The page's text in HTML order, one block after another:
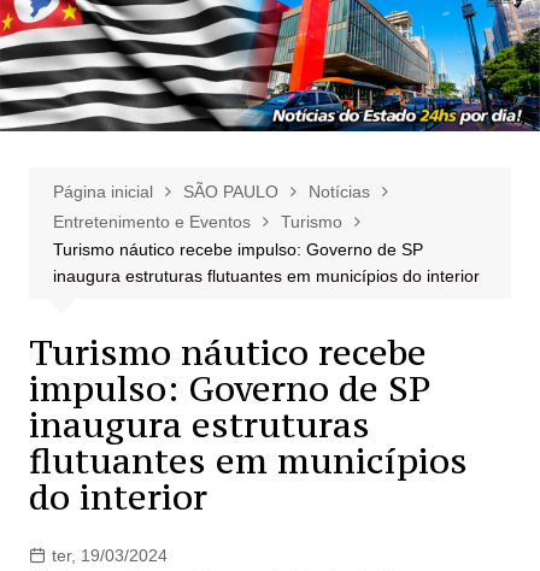
Página inicial SÃO PAULO
Notícias
Entretenimento e Eventos
Turismo
Turismo náutico recebe impulso: Governo de SP
inaugura estruturas flutuantes em municípios do interior
Turismo náutico recebe
impulso: Governo de SP
inaugura estruturas
flutuantes em municípios
do interior
ter, 19/03/2024